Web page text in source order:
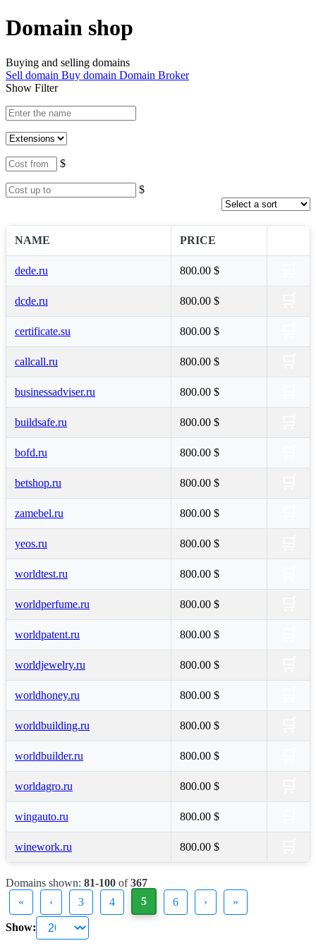
Domain shop
Buying and selling domains
Sell domain Buy domain Domain Broker
Show Filter
$
$
NAME PRICE
dede.ru 800.00 $
dcde.ru 800.00 $
certificate.su 800.00 $
callcall.ru 800.00 $
businessadviser.ru 800.00 $
buildsafe.ru 800.00 $
bofd.ru 800.00 $
betshop.ru 800.00 $
zamebel.ru 800.00 $
yeos.ru 800.00 $
worldtest.ru 800.00 $
worldperfume.ru 800.00 $
worldpatent.ru 800.00 $
worldjewelry.ru 800.00 $
worldhoney.ru 800.00 $
worldbuilding.ru 800.00 $
worldbuilder.ru 800.00 $
worldagro.ru 800.00 $
wingauto.ru 800.00 $
winework.ru 800.00 $
Domains shown: 81-100 of367
«
‹ 3 4 5 6 › »
Show: